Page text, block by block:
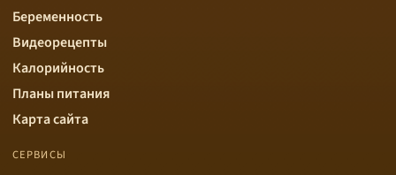
Беременность
Видеорецепты
Калорийность
Планы питания
Карта сайта
СЕРВИСЫ